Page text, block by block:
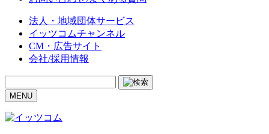
法人・地域団体サービス
イッツコムチャンネル
CM・広告サイト
会社/採用情報
MENU